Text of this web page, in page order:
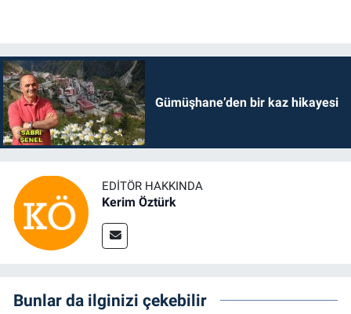
Gümüşhane’den bir kaz hikayesi
EDITÖR HAKKINDA
Kerim Öztürk
Bunlar da ilginizi çekebilir